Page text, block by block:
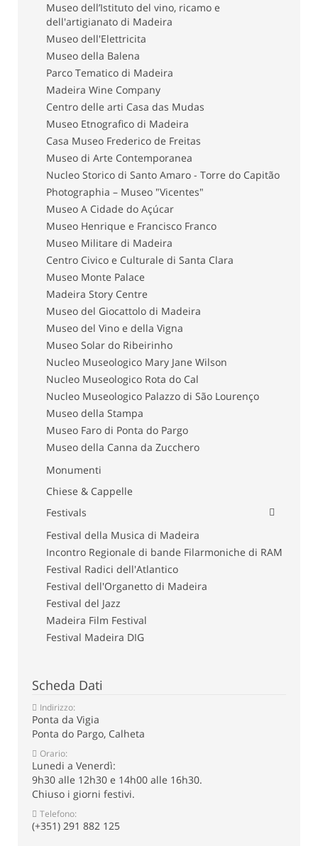
Museo dell’Istituto del vino, ricamo e
dell'artigianato di Madeira
Museo dell'Elettricita
Museo della Balena
Parco Tematico di Madeira
Madeira Wine Company
Centro delle arti Casa das Mudas
Museo Etnografico di Madeira
Casa Museo Frederico de Freitas
Museo di Arte Contemporanea
Nucleo Storico di Santo Amaro - Torre do Capitão
Photographia – Museo "Vicentes"
Museo A Cidade do Açúcar
Museo Henrique e Francisco Franco
Museo Militare di Madeira
Centro Civico e Culturale di Santa Clara
Museo Monte Palace
Madeira Story Centre
Museo del Giocattolo di Madeira
Museo del Vino e della Vigna
Museo Solar do Ribeirinho
Nucleo Museologico Mary Jane Wilson
Nucleo Museologico Rota do Cal
Nucleo Museologico Palazzo di São Lourenço
Museo della Stampa
Museo Faro di Ponta do Pargo
Museo della Canna da Zucchero
Monumenti
Chiese & Cappelle
Festivals
Festival della Musica di Madeira
Incontro Regionale di bande Filarmoniche di RAM
Festival Radici dell'Atlantico
Festival dell'Organetto di Madeira
Festival del Jazz
Madeira Film Festival
Festival Madeira DIG
Scheda Dati
Indirizzo:
Ponta da Vigia
Ponta do Pargo, Calheta
Orario:
Lunedi a Venerdì:
9h30 alle 12h30 e 14h00 alle 16h30.
Chiuso i giorni festivi.
Telefono:
(+351) 291 882 125